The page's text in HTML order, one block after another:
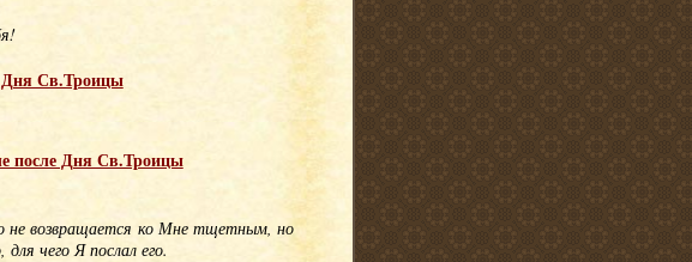
Дня Св.Троицы
после Дня Св.Троицы
не возвращается ко Мне тщетным, но
чего Я послал его.